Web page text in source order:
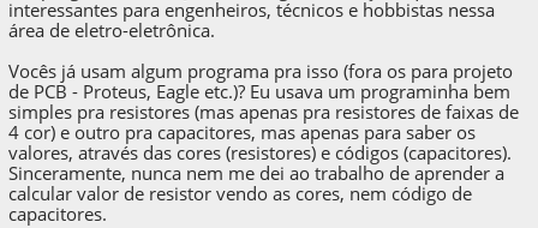
interessantes para engenheiros, técnicos e hobbistas nessa
área de eletro-eletrônica.
Vocês já usam algum programa pra isso (fora os para projeto
de PCB - Proteus, Eagle etc.)? Eu usava um programinha bem
simples pra resistores (mas apenas pra resistores de faixas de
4 cor) e outro pra capacitores, mas apenas para saber os
valores, através das cores (resistores) e códigos (capacitores).
Sinceramente, nunca nem me dei ao trabalho de aprender a
calcular valor de resistor vendo as cores, nem código de
capacitores.